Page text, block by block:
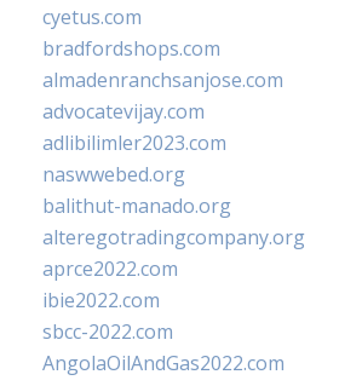
cyetus.com
bradfordshops.com
almadenranchsanjose.com
advocatevijay.com
adlibilimler2023.com
naswwebed.org
balithut-manado.org
alteregotradingcompany.org
aprce2022.com
ibie2022.com
sbcc-2022.com
AngolaOilAndGas2022.com